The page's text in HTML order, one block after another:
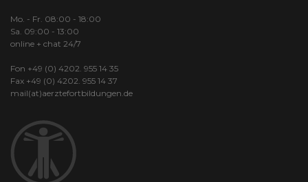
Mo. - Fr. 08:00 - 18:00
Sa. 09:00 - 13:00
online + chat 24/7
Fon +49 (0) 4202. 955 14 35
Fax +49 (0) 4202. 955 14 37
mail(at)aerztefortbildungen.de